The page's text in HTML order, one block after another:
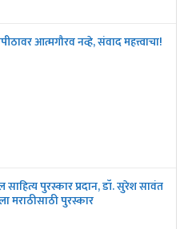
आत्मगौरव नव्हे, संवाद महत्त्वाचा!
साहित्य पुरस्कार प्रदान, डॉ. सुरेश सावंत
मराठीसाठी पुरस्कार